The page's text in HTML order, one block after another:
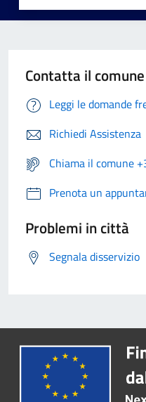
Contatta il comune
Leggi le domande
Richiedi Assistenza
Chiama il comune
Prenota un
Problemi in città
Segnala disservizio